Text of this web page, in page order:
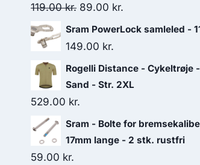
119.00kr. Original
price
was:
89.00 kr.
price
Sram PowerLock samleled -
149.00 kr.
Rogelli Distance - Cykeltrøje
Sand - Str. 2XL
529.00 kr.
Sram - Bolte for
17mm lange - 2 stk. rustfri
59.00 kr.